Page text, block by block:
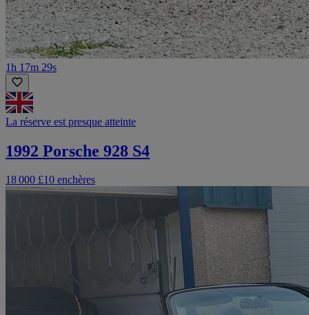
1h 17m 29s
La réserve est presque atteinte
1992 Porsche 928 S4
18 000 £10 enchères